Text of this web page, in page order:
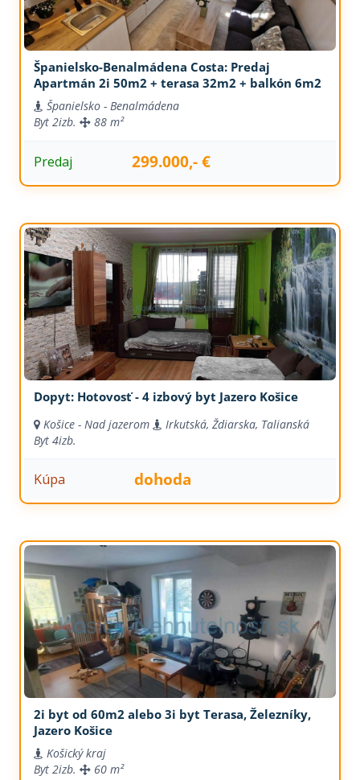
Španielsko-Benalmádena Costa: Predaj
Apartmán 2i 50m2 + terasa 32m2 + balkón 6m2
Španielsko - Benalmádena
Byt 2izb. 88 m²
Predaj 299.000,- €
Dopyt: Hotovosť - 4 izbový byt Jazero Košice
Košice - Nad jazerom
Irkutská, Ždiarska, Talianská
Byt 4izb.
Kúpa dohoda
2i byt od 60m2 alebo 3i byt Terasa, Železníky,
Jazero Košice
Košický kraj
Byt 2izb. 60 m²